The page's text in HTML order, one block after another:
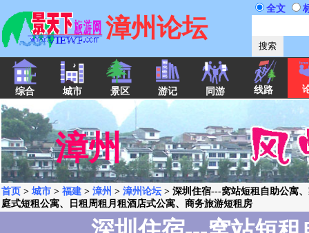
漳州论坛
全文
综合 城市 景区 游记 同游 线路
漳州
首页 > 城市 > 福建 > 漳州 > 漳州论坛 > 深圳住宿---窝站短租自助公寓
庭式短租公寓、日租周租月租酒店式公寓、商务旅游短租房